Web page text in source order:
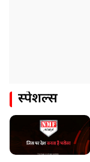
स्पेशल्स